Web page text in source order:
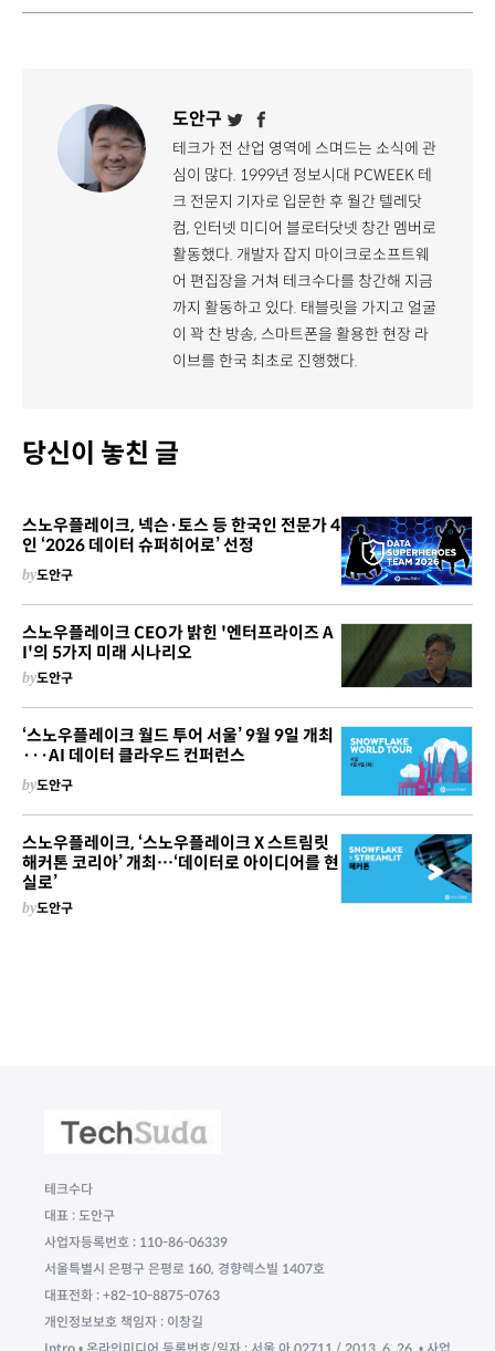
도안구
테크가 전 산업 영역에 스며드는 소식에 관
심이 많다. 1999년 정보시대 PCWEEK 테
크 전문지 기자로 입문한 후 월간 텔레닷
컴, 인터넷 미디어 블로터닷넷 창간 멤버로
활동했다. 개발자 잡지 마이크로소프트웨
어 편집장을 거쳐 테크수다를 창간해 지금
까지 활동하고 있다. 태블릿을 가지고 얼굴
이 꽉 찬 방송, 스마트폰을 활용한 현장 라
이브를 한국 최초로 진행했다.
당신이 놓친 글
스노우플레이크, 넥슨·토스 등 한국인 전문가 4
인 ‘2026 데이터 슈퍼히어로’ 선정
by도안구
스노우플레이크 CEO가 밝힌 '엔터프라이즈 A
I'의 5가지 미래 시나리오
by도안구
‘스노우플레이크 월드 투어 서울’ 9월 9일 개최
···AI 데이터 클라우드 컨퍼런스
by도안구
스노우플레이크, ‘스노우플레이크 X 스트림릿
해커톤 코리아’ 개최…‘데이터로 아이디어를 현
실로’
by도안구
테크수다
대표 : 도안구
사업자등록번호 : 110-86-06339
서울특별시 은평구 은평로 160, 경향렉스빌 1407호
대표전화 : +82-10-8875-0763
개인정보보호 책임자 : 이창길